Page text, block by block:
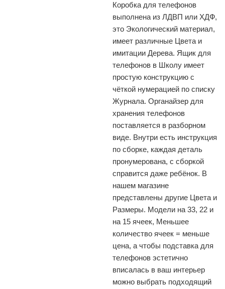
Коробка для телефонов
выполнена из ЛДВП или ХДФ,
это Экологический материал,
имеет различные Цвета и
имитации Дерева. Ящик для
телефонов в Школу имеет
простую конструкцию с
чёткой нумерацией по списку
Журнала. Органайзер для
хранения телефонов
поставляется в разборном
виде. Внутри есть инструкция
по сборке, каждая деталь
пронумерована, с сборкой
справится даже ребёнок. В
нашем магазине
представлены другие Цвета и
Размеры. Модели на 33, 22 и
на 15 ячеек, Меньшее
количество ячеек = меньше
цена, а чтобы подставка для
телефонов эстетично
вписалась в ваш интерьер
можно выбрать подходящий